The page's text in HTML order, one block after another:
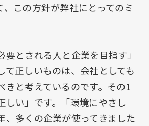
、この方針が弊社にとってのミ
要とされる人と企業を目指す」
て正しいものは、会社としても
きと考えているのです。その1
しい」です。「環境にやさし
、多くの企業が使ってきました